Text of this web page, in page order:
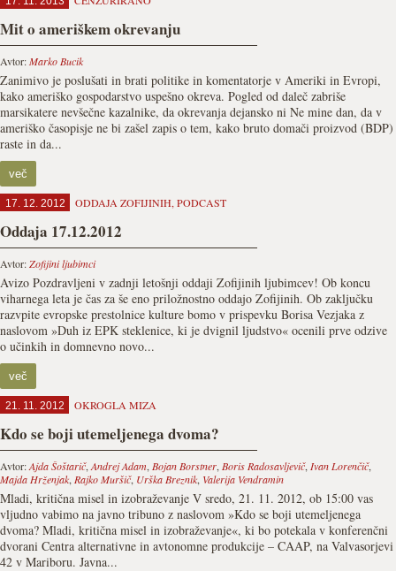
Mit o ameriškem okrevanju
Avtor:Marko Bucik
Zanimivo je poslušati in brati politike in komentatorje v Ameriki in Evropi,
kako ameriško gospodarstvo uspešno okreva. Pogled od daleč zabriše
marsikatere nevšečne kazalnike, da okrevanja dejansko ni Ne mine dan, da v
ameriško časopisje ne bi zašel zapis o tem, kako bruto domači proizvod (BDP)
raste in da...
več
17. 12. 2012 ODDAJA ZOFIJINIH, PODCAST
Oddaja 17.12.2012
Avtor:Zofijini ljubimci
Avizo Pozdravljeni v zadnji letošnji oddaji Zofijinih ljubimcev! Ob koncu
viharnega leta je čas za še eno priložnostno oddajo Zofijinih. Ob zaključku
razvpite evropske prestolnice kulture bomo v prispevku Borisa Vezjaka z
naslovom »Duh iz EPK steklenice, ki je dvignil ljudstvo« ocenili prve odzive
o učinkih in domnevno novo...
več
21. 11. 2012 OKROGLA MIZA
Kdo se boji utemeljenega dvoma?
Avtor:Ajda Šoštarič, Andrej Adam, Bojan Borstner, Boris Radosavljevič, Ivan Lorenčič,
Majda Hrženjak, Rajko Muršič, Urška Breznik, Valerija Vendramin
Mladi, kritična misel in izobraževanje V sredo, 21. 11. 2012, ob 15:00 vas
vljudno vabimo na javno tribuno z naslovom »Kdo se boji utemeljenega
dvoma? Mladi, kritična misel in izobraževanje«, ki bo potekala v konferenčni
dvorani Centra alternativne in avtonomne produkcije – CAAP, na Valvasorjevi
42 v Mariboru. Javna...